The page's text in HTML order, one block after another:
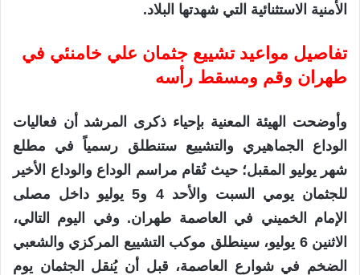
الأمنية الاستثنائية التي شهدتها البلاد.
تفاصيل مواعيد تشييع جثمان علي خامنئي في
طهران وقم ومسقط رأسه
وأوضحت الهيئة المعنية بإحياء ذكرى المرشد أن فعاليات
الوداع الجماهيري والتشييع ستنطلق رسمياً في مطلع
شهر يوليو المقبل؛ حيث تُقام مراسم الوداع والوداع الأخير
للجثمان يومي السبت والأحد 4 و5 يوليو داخل مصلى
الإمام الخميني في العاصمة طهران. وفي اليوم التالي،
الاثنين 6 يوليو، سينطلق موكب التشييع المركزي والشعبي
الضخم في شوارع العاصمة، قبل أن يُنقل الجثمان يوم